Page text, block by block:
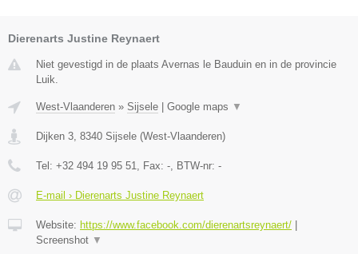
Dierenarts Justine Reynaert
Niet gevestigd in de plaats Avernas le Bauduin en in de provincie
Luik.
West-Vlaanderen » Sijsele Google maps ▼
Dijken 3 8340 Sijsele (West-Vlaanderen)
Tel: +32 494 19 95 51 , Fax: - , BTW-nr: -
E-mail › Dierenarts Justine Reynaert
Website: https://www.facebook.com/dierenartsreynaert/
Screenshot ▼